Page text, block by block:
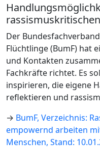
Der
Flüchtlinge (BumF) hat
und Kontakten
Fachkräfte richtet. Es
inspirieren, die eigene
reflektieren und
→ BumF, Verzeichnis:
empowernd arbeiten
Menschen, Stand: